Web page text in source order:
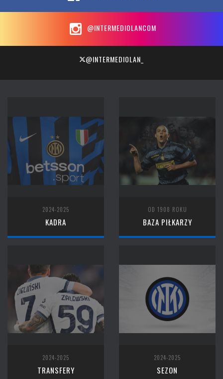
@INTERMEDIOLANCOM
@INTERMEDIOLAN_
2024-2025
KADRA
OD 1908 ROKU
BAZA PIŁKARZY
2024-2025
TRANSFERY
2024-2025
SEZON